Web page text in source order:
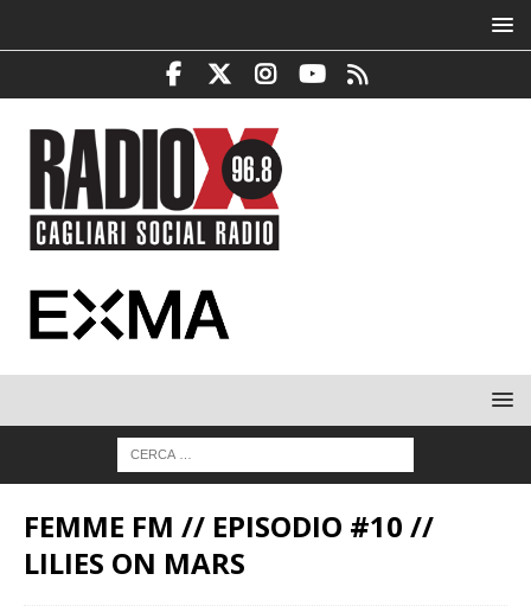
FEMME FM // EPISODIO #10 //
LILIES ON MARS